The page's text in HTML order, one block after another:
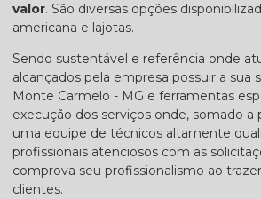
valor. São diversas opções
americana e lajotas.
Sendo sustentável e referência onde
alcançados pela empresa possuir a sua
Monte Carmelo - MG e ferramentas
execução dos serviços onde, somado
uma equipe de técnicos altamente
profissionais atenciosos com as
comprova seu profissionalismo ao
clientes.